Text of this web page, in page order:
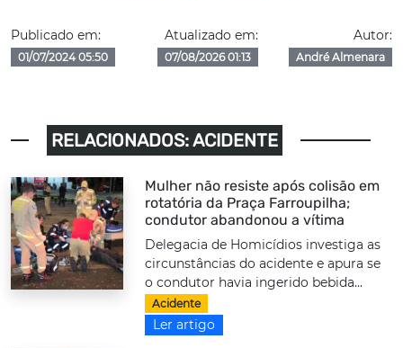
Publicado em:
01/07/2024 05:50
Atualizado em:
07/08/2026 01:13
Autor:
André Almenara
RELACIONADOS: ACIDENTE
Mulher não resiste após colisão em
rotatória da Praça Farroupilha;
condutor abandonou a vítima
Delegacia de Homicídios investiga as
circunstâncias do acidente e apura se
o condutor havia ingerido bebida...
Acidente
Ler artigo